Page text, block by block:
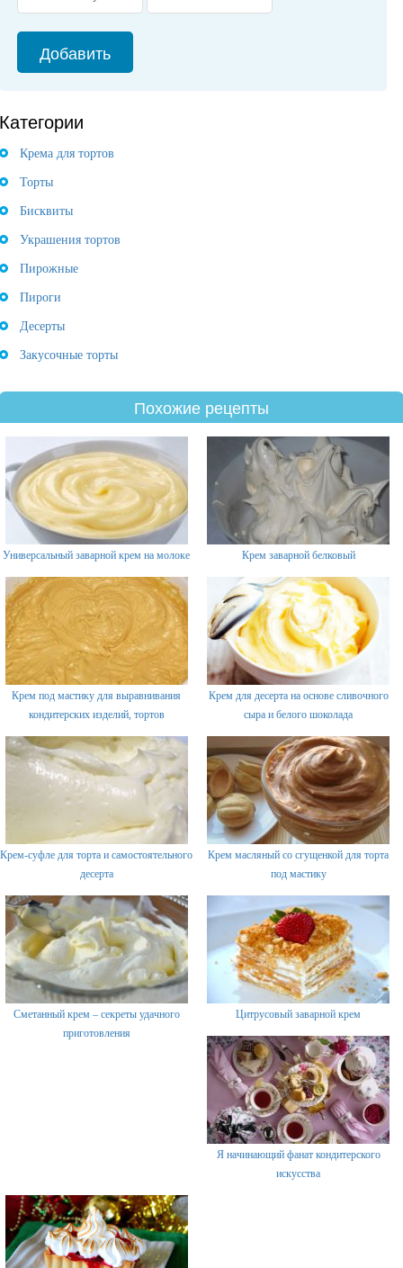
Категории
Крема для тортов
Торты
Бисквиты
Украшения тортов
Пирожные
Пироги
Десерты
Закусочные торты
Похожие рецепты
Универсальный заварной крем на молоке Крем заварной белковый
Крем под мастику для выравнивания
кондитерских изделий, тортов
Крем для десерта на основе сливочного
сыра и белого шоколада
Крем-суфле для торта и самостоятельного
десерта
Крем масляный со сгущенкой для торта
под мастику
Сметанный крем – секреты удачного
приготовления
Цитрусовый заварной крем
Я начинающий фанат кондитерского
искусства